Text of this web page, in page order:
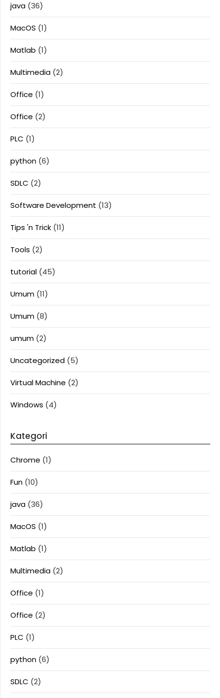
java (36)
MacOS (1)
Matlab (1)
Multimedia (2)
Office (1)
Office (2)
PLC (1)
python (6)
SDLC (2)
Software Development (13)
Tips 'n Trick (11)
Tools (2)
tutorial (45)
Umum (11)
Umum (8)
umum (2)
Uncategorized (5)
Virtual Machine (2)
Windows (4)
Kategori
Chrome (1)
Fun (10)
java (36)
MacOS (1)
Matlab (1)
Multimedia (2)
Office (1)
Office (2)
PLC (1)
python (6)
SDLC (2)